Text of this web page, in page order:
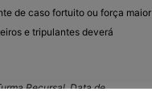
de caso fortuito ou força maior
e tripulantes deverá
Recursal, Data de